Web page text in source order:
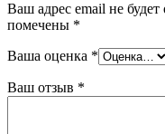
Ваш адрес email не будет
помечены *
Ваша оценка *
Ваш отзыв *